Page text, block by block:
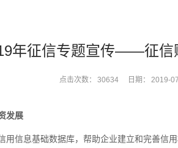
年征信专题宣传——征信
点击次数： 30634 日期： 2019-
发展
用信息基础数据库，帮助企业建立和完善